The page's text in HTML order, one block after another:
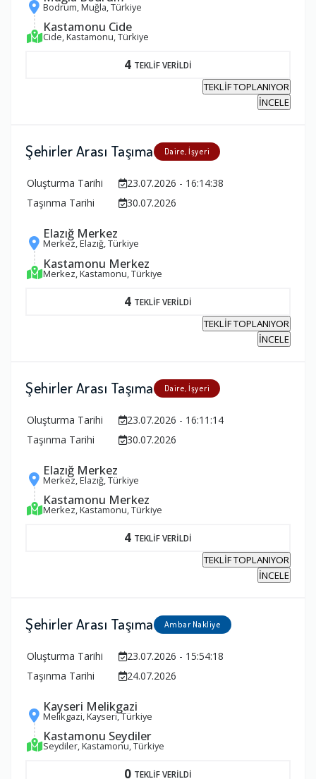
Bodrum, Muğla, Türkiye
Kastamonu Cide
Cide, Kastamonu, Türkiye
4 TEKLİF VERİLDİ
TEKLİF TOPLANIYOR
İNCELE
Şehirler Arası Taşıma Daire, İşyeri
Oluşturma Tarihi
23.07.2026 - 16:14:38
Taşınma Tarihi
30.07.2026
Elazığ Merkez
Merkez, Elazığ, Türkiye
Kastamonu Merkez
Merkez, Kastamonu, Türkiye
4 TEKLİF VERİLDİ
TEKLİF TOPLANIYOR
İNCELE
Şehirler Arası Taşıma Daire, İşyeri
Oluşturma Tarihi
23.07.2026 - 16:11:14
Taşınma Tarihi
30.07.2026
Elazığ Merkez
Merkez, Elazığ, Türkiye
Kastamonu Merkez
Merkez, Kastamonu, Türkiye
4 TEKLİF VERİLDİ
TEKLİF TOPLANIYOR
İNCELE
Şehirler Arası Taşıma Ambar Nakliye
Oluşturma Tarihi
23.07.2026 - 15:54:18
Taşınma Tarihi
24.07.2026
Kayseri Melikgazi
Melikgazi, Kayseri, Türkiye
Kastamonu Seydiler
Seydiler, Kastamonu, Türkiye
0 TEKLİF VERİLDİ